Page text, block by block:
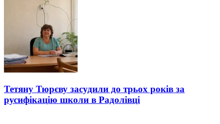
Тетяну Тюрєву засудили до трьох років за
русифікацію школи в Радолівці